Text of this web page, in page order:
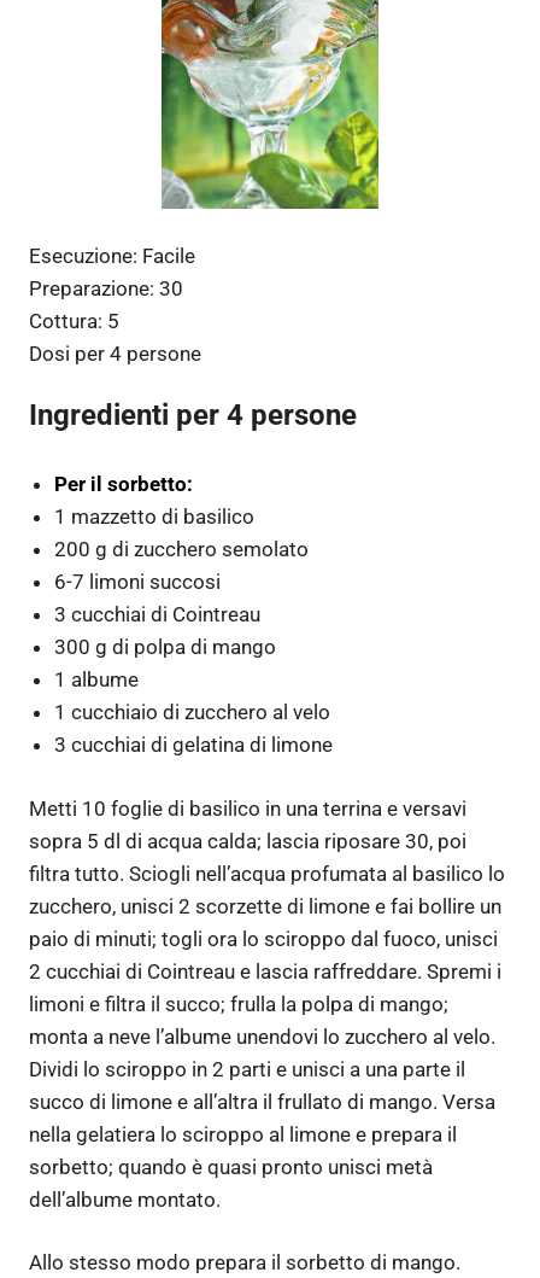
Esecuzione: Facile
Preparazione: 30
Cottura: 5
Dosi per 4 persone
Ingredienti per 4 persone
Per il sorbetto:
1 mazzetto di basilico
200 g di zucchero semolato
6-7 limoni succosi
3 cucchiai di Cointreau
300 g di polpa di mango
1 albume
1 cucchiaio di zucchero al velo
3 cucchiai di gelatina di limone
Metti 10 foglie di basilico in una terrina e versavi
sopra 5 dl di acqua calda; lascia riposare 30, poi
filtra tutto. Sciogli nell’acqua profumata al basilico lo
zucchero, unisci 2 scorzette di limone e fai bollire un
paio di minuti; togli ora lo sciroppo dal fuoco, unisci
2 cucchiai di Cointreau e lascia raffreddare. Spremi i
limoni e filtra il succo; frulla la polpa di mango;
monta a neve l’albume unendovi lo zucchero al velo.
Dividi lo sciroppo in 2 parti e unisci a una parte il
succo di limone e all’altra il frullato di mango. Versa
nella gelatiera lo sciroppo al limone e prepara il
sorbetto; quando è quasi pronto unisci metà
dell’albume montato.
Allo stesso modo prepara il sorbetto di mango.